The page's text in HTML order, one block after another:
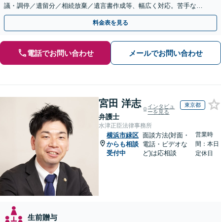
議・調停／遺留分／相続放棄／遺言書作成等、幅広く対応。苦手な親
族との交渉や書面作成等も◎【分かりやすい費用体系】
料金表を見る
電話でお問い合わせ メールでお問い合わせ
宮田 洋志
弁護士
インタビュ
ーを見る
東京都
水津正臣法律事務所
横浜市緑区
からも相談
受付中
面談方法(対面・
電話・ビデオな
ど)は応相談
営業時
間：本日
定休日
生前贈与